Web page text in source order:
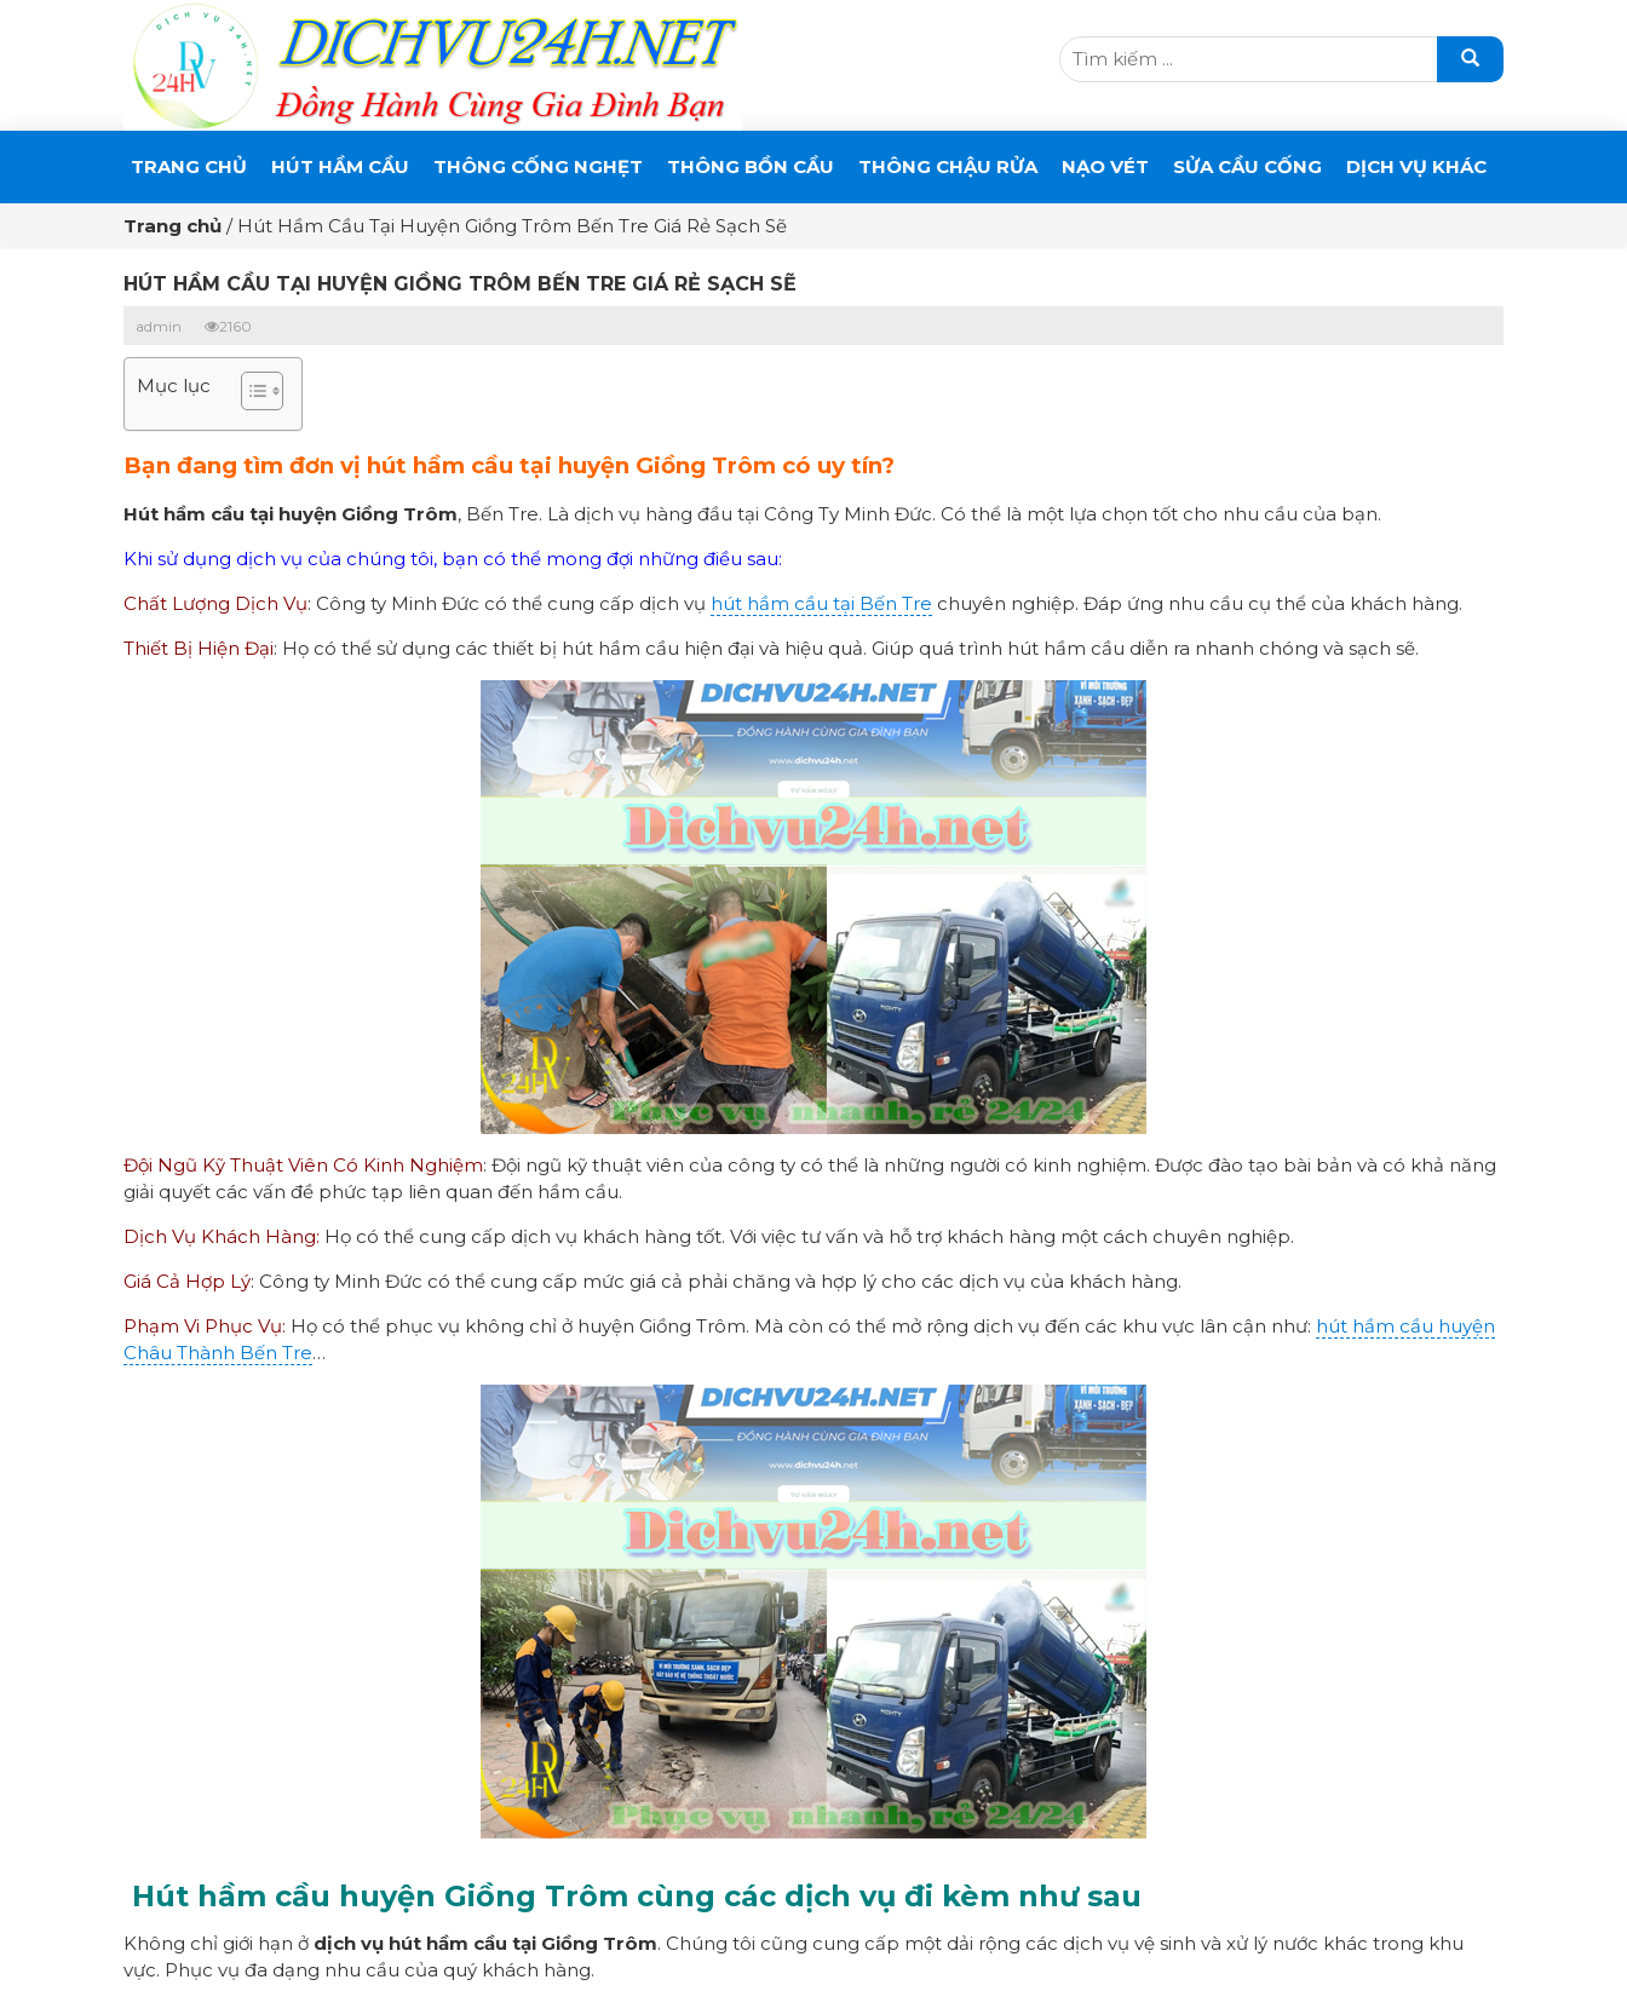
TRANG CHỦ HÚT HẦM CẦU THÔNG CỐNG NGHẸT THÔNG BỒN CẦU THÔNG CHẬU RỬA NẠO VÉT SỬA CẦU CỐNG DỊCH VỤ KHÁC
Trang chủ / Hút Hầm Cầu Tại Huyện Giồng Trôm Bến Tre Giá Rẻ Sạch Sẽ
HÚT HẦM CẦU TẠI HUYỆN GIỒNG TRÔM BẾN TRE GIÁ RẺ SẠCH SẼ
admin 2160
Mục lục
Bạn đang tìm đơn vị hút hầm cầu tại huyện Giồng Trôm có uy tín?
Hút hầm cầu tại huyện Giồng Trôm, Bến Tre. Là dịch vụ hàng đầu tại Công Ty Minh Đức. Có thể là một lựa chọn tốt cho nhu cầu của bạn.
Khi sử dụng dịch vụ của chúng tôi, bạn có thể mong đợi những điều sau:
Chất Lượng Dịch Vụ: Công ty Minh Đức có thể cung cấp dịch vụ hút hầm cầu tại Bến Tre chuyên nghiệp. Đáp ứng nhu cầu cụ thể của khách hàng.
Thiết Bị Hiện Đại: Họ có thể sử dụng các thiết bị hút hầm cầu hiện đại và hiệu quả. Giúp quá trình hút hầm cầu diễn ra nhanh chóng và sạch sẽ.
Đội Ngũ Kỹ Thuật Viên Có Kinh Nghiệm: Đội ngũ kỹ thuật viên của công ty có thể là những người có kinh nghiệm. Được đào tạo bài bản và có khả năng
giải quyết các vấn đề phức tạp liên quan đến hầm cầu.
Dịch Vụ Khách Hàng: Họ có thể cung cấp dịch vụ khách hàng tốt. Với việc tư vấn và hỗ trợ khách hàng một cách chuyên nghiệp.
Giá Cả Hợp Lý: Công ty Minh Đức có thể cung cấp mức giá cả phải chăng và hợp lý cho các dịch vụ của khách hàng.
Phạm Vi Phục Vụ: Họ có thể phục vụ không chỉ ở huyện Giồng Trôm. Mà còn có thể mở rộng dịch vụ đến các khu vực lân cận như: hút hầm cầu huyện
Châu Thành Bến Tre…
Hút hầm cầu huyện Giồng Trôm cùng các dịch vụ đi kèm như sau
Không chỉ giới hạn ở dịch vụ hút hầm cầu tại Giồng Trôm. Chúng tôi cũng cung cấp một dải rộng các dịch vụ vệ sinh và xử lý nước khác trong khu
vực. Phục vụ đa dạng nhu cầu của quý khách hàng.